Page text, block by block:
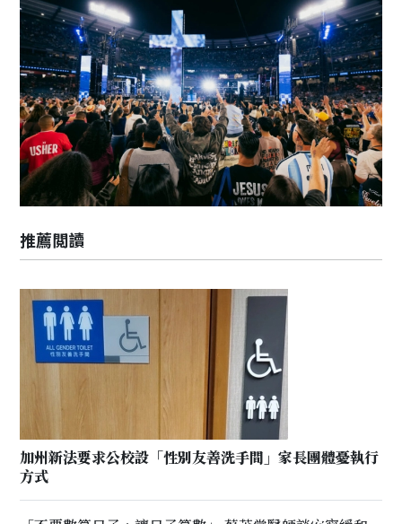
推薦閲讀
加州新法要求公校設「性別友善洗手間」家長團體憂執行
方式